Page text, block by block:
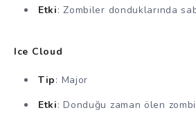
Etki: Zombiler donduklarında
Ice Cloud
Tip: Major
Etki: Donduğu zaman ölen